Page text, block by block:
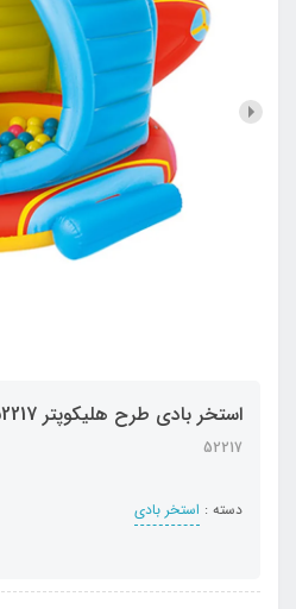
استخر بادی طرح هلیکوپتر 52217
52217
دسته : استخر بادی